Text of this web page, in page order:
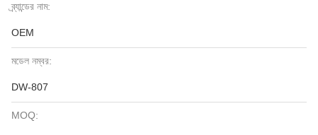
ব্র্যান্ডের নাম:
OEM
মডেল নম্বর:
DW-807
MOQ: